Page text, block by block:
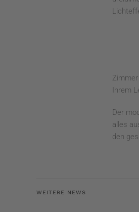
Ihrem
Der
alles
den
WEITERE NEWS